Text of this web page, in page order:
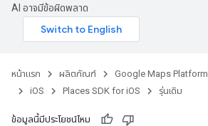
AI อาจมีข้อผิดพลาด
หน้าแรก ผลิตภัณฑ์ Google Maps Platform
iOS
Places SDK for iOS รุ่นเดิม
ข้อมูลนี้มีประโยชน์ไหม